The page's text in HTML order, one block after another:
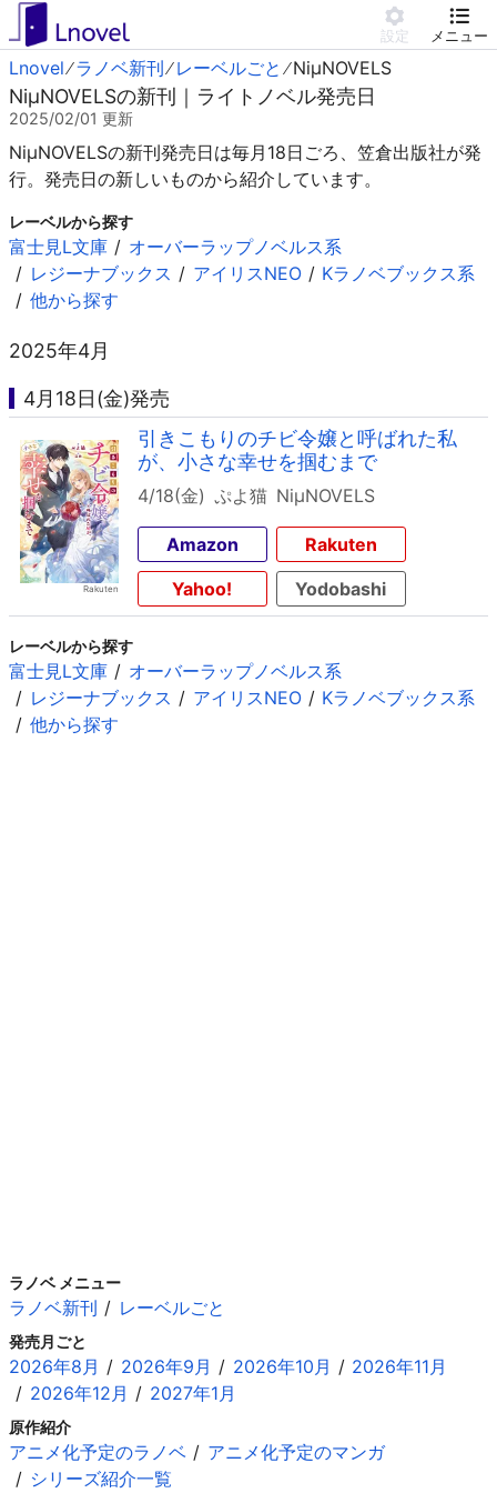
設定 メニュー
Lnovel ラノベ新刊 レーベルごと NiμNOVELS
NiμNOVELSの新刊｜ライトノベル発売日
2025/02/01 更新
NiμNOVELSの新刊発売日は毎月18日ごろ、笠倉出版社が発
行。発売日の新しいものから紹介しています。
レーベルから探す
富士見L文庫
オーバーラップノベルス系
レジーナブックス
アイリスNEO
Kラノベブックス系
他から探す
2025年4月
4月18日(金)発売
引きこもりのチビ令嬢と呼ばれた私
が、小さな幸せを掴むまで
4/18(金) ぷよ猫 NiμNOVELS
Amazon
Rakuten
Yahoo!
Yodobashi
レーベルから探す
富士見L文庫
オーバーラップノベルス系
レジーナブックス
アイリスNEO
Kラノベブックス系
他から探す
ラノベ メニュー
ラノベ新刊 レーベルごと
発売月ごと
2026年8月 2026年9月 2026年10月
2026年11月
2026年12月
2027年1月
原作紹介
アニメ化予定のラノベ
アニメ化予定のマンガ
シリーズ紹介一覧